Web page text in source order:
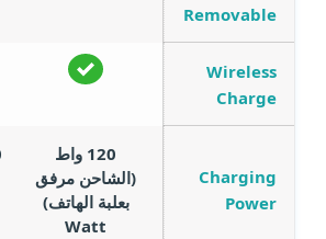
Removable
Wireless
Charge
Charging
Power
120 واط
(الشاحن مرفق
بعلبة الهاتف)
Watt